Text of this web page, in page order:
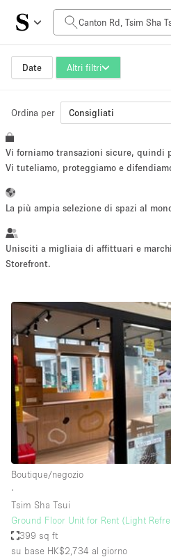
Date Altri filtri
Prezzo al giorno
HK$0
Dimensioni dello spazio
~ 13 persone
Servizio
fotografico
Conferenza Meeting
Tipo di spazio
Acquista Condividi
Atelier / Laboratorio
Ordina per Consigliati
Vi forniamo transazioni sicure, quindi
Vi tuteliamo, proteggiamo e
La più ampia selezione di spazi al
Unisciti a migliaia di affittuari e
Storefront.
Boutique/negozio
∙
Tsim Sha Tsui
Ground Floor Unit for Rent (Light
399 sq ft
su base HK$2,734 al giorno